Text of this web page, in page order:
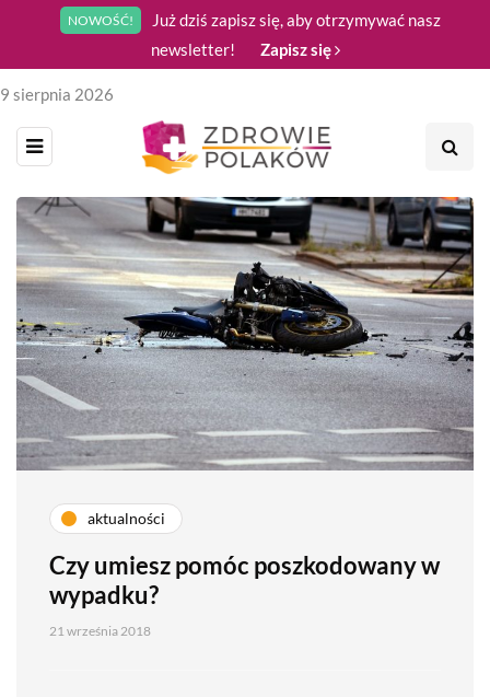
NOWOŚĆ!
Już dziś zapisz się, aby otrzymywać nasz
newsletter!
Zapisz się
9 sierpnia 2026
aktualności
Czy umiesz pomóc poszkodowany w
wypadku?
21 września 2018